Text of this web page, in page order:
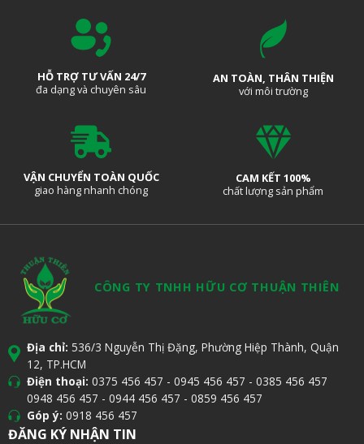
HỖ TRỢ TƯ VẤN 24/7
đa dạng và chuyên sâu
AN TOÀN, THÂN THIỆN
với môi trường
VẬN CHUYỂN TOÀN QUỐC
giao hàng nhanh chóng
CAM KẾT 100%
chất lượng sản phẩm
CÔNG TY TNHH HỮU CƠ THUẬN THIÊN
Địa chỉ: 536/3 Nguyễn Thị Đặng, Phường Hiệp Thành, Quận
12, TP.HCM
Điện thoại: 0375 456 457 - 0945 456 457 - 0385 456 457
0948 456 457 - 0944 456 457 - 0859 456 457
Góp ý: 0918 456 457
ĐĂNG KÝ NHẬN TIN